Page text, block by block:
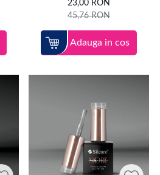
23,00 RON
45,76RON
Adauga in cos